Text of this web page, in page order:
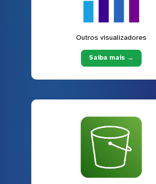
Outros visualizadores
Saiba mais →